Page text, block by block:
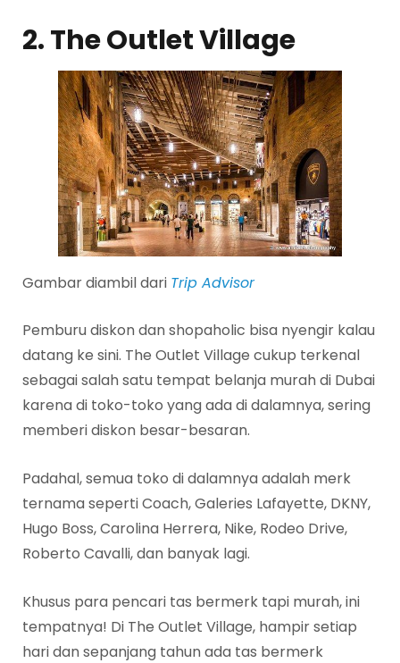
2. The Outlet Village
Gambar diambil dari Trip Advisor
Pemburu diskon dan shopaholic bisa nyengir kalau
datang ke sini. The Outlet Village cukup terkenal
sebagai salah satu tempat belanja murah di Dubai
karena di toko-toko yang ada di dalamnya, sering
memberi diskon besar-besaran.
Padahal, semua toko di dalamnya adalah merk
ternama seperti Coach, Galeries Lafayette, DKNY,
Hugo Boss, Carolina Herrera, Nike, Rodeo Drive,
Roberto Cavalli, dan banyak lagi.
Khusus para pencari tas bermerk tapi murah, ini
tempatnya! Di The Outlet Village, hampir setiap
hari dan sepanjang tahun ada tas bermerk